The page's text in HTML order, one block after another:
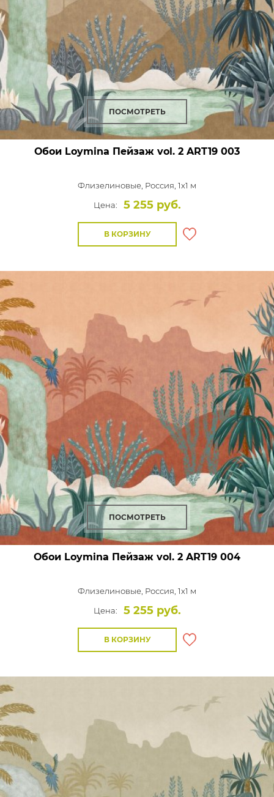
ПОСМОТРЕТЬ
Обои Loymina Пейзаж vol. 2 ART19 003
Флизелиновые, Россия, 1x1 м
Цена:
5 255 руб.
В КОРЗИНУ
ПОСМОТРЕТЬ
Обои Loymina Пейзаж vol. 2 ART19 004
Флизелиновые, Россия, 1x1 м
Цена:
5 255 руб.
В КОРЗИНУ